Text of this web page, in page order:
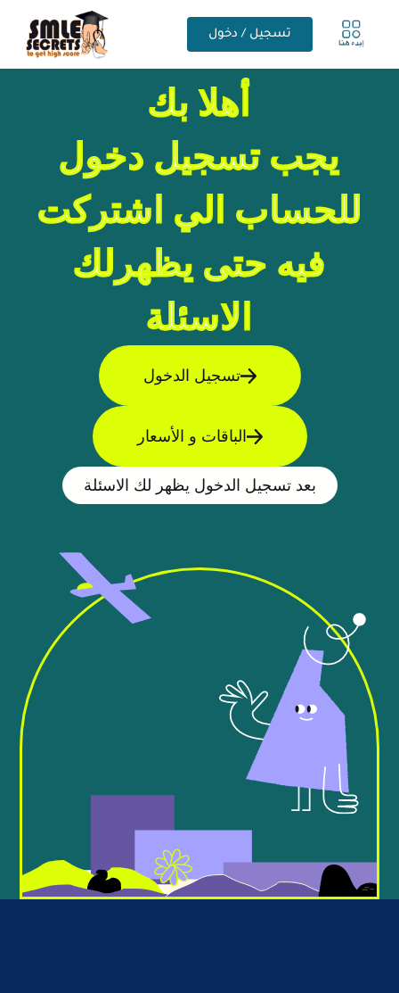
تسجيل / دخول
أهلا بك
يجب تسجيل دخول
للحساب الي اشتركت
فيه حتى يظهرلك
الاسئلة
تسجيل الدخول
الباقات و الأسعار
بعد تسجيل الدخول يظهر لك الاسئلة